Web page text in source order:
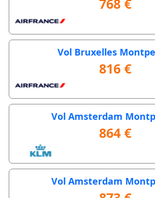
768 €
Vol Bruxelles
816 €
Vol Amsterdam
864 €
Vol Amsterdam